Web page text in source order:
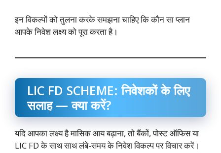
इन विकल्पों को तुलना करके समझना चाहिए कि कौन सा प्लान
आपके निवेश लक्ष्य को पूरा करता है।
LIC FD SCHEME: निवेशकों के लिए
सलाह — क्या करें?
यदि आपका लक्ष्य है मासिक आय बढ़ाना, तो बैंकों, पोस्ट ऑफिस या
LIC FD के साथ साथ लंबे-समय के निवेश विकल्प पर विचार करें।